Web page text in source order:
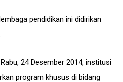
pendidikan ini didirikan
24 Desember 2014, institusi
program khusus di bidang